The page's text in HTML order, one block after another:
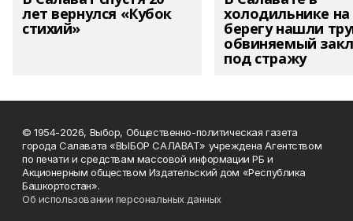
лет вернулся «Кубок
стихий»
холодильнике на
берегу нашли
обвиняемый
под стражу
© 1954-2026, Выбор, Общественно-политическая газета
города Салавата «ВЫБОР САЛАВАТ» учреждена Агентством
по печати и средствам массовой информации РБ и
Акционерным обществом Издательский дом «Республика
Башкортостан».
Об использовании персональных данных